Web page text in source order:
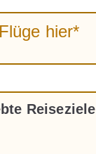
hier*
Reiseziele